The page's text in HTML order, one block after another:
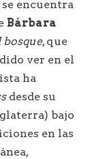
se encuentra
Bárbara
bosque, que
ver en el
ha
desde su
bajo
en las